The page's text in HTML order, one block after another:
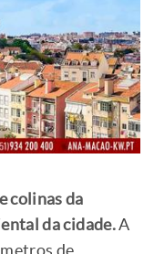
colinas da
da cidade.A
de